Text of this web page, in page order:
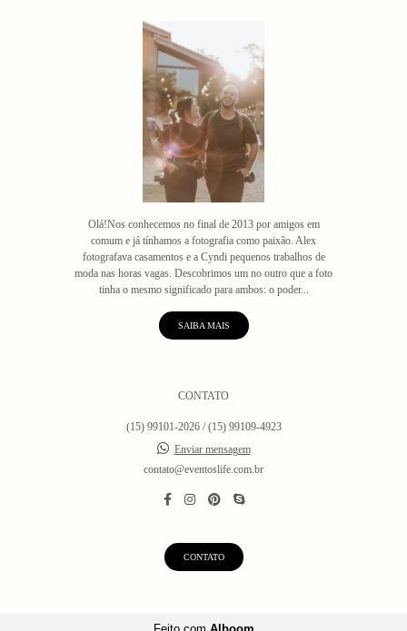
Olá!Nos conhecemos no final de 2013 por amigos em
comum e já tínhamos a fotografia como paixão. Alex
fotografava casamentos e a Cyndi pequenos trabalhos de
moda nas horas vagas. Descobrimos um no outro que a foto
tinha o mesmo significado para ambos: o poder...
SAIBA MAIS
CONTATO
(15) 99101-2026 / (15) 99109-4923
Enviar mensagem
contato@eventoslife.com.br
CONTATO